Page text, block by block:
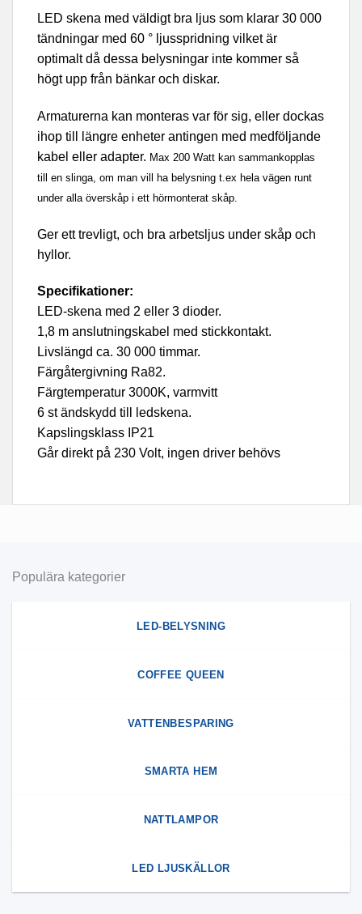
LED skena med väldigt bra ljus som klarar 30 000
tändningar med 60 ° ljusspridning vilket är
optimalt då dessa belysningar inte kommer så
högt upp från bänkar och diskar.
Armaturerna kan monteras var för sig, eller dockas
ihop till längre enheter antingen med medföljande
kabel eller adapter. Max 200 Watt kan sammankopplas
till en slinga, om man vill ha belysning t.ex hela vägen runt
under alla överskåp i ett hörmonterat skåp.
Ger ett trevligt, och bra arbetsljus under skåp och
hyllor.
Specifikationer:
LED-skena med 2 eller 3 dioder.
1,8 m anslutningskabel med stickkontakt.
Livslängd ca. 30 000 timmar.
Färgåtergivning Ra82.
Färgtemperatur 3000K, varmvitt
6 st ändskydd till ledskena.
Kapslingsklass IP21
Går direkt på 230 Volt, ingen driver behövs
Populära kategorier
LED-BELYSNING
COFFEE QUEEN
VATTENBESPARING
SMARTA HEM
NATTLAMPOR
LED LJUSKÄLLOR